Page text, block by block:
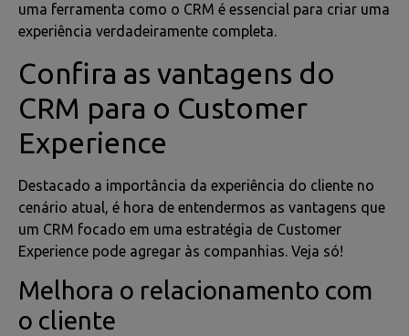
uma ferramenta como o CRM é essencial para criar uma
experiência verdadeiramente completa.
Confira as vantagens do
CRM para o Customer
Experience
Destacado a importância da experiência do cliente no
cenário atual, é hora de entendermos as vantagens que
um CRM focado em uma estratégia de Customer
Experience pode agregar às companhias. Veja só!
Melhora o relacionamento com
o cliente